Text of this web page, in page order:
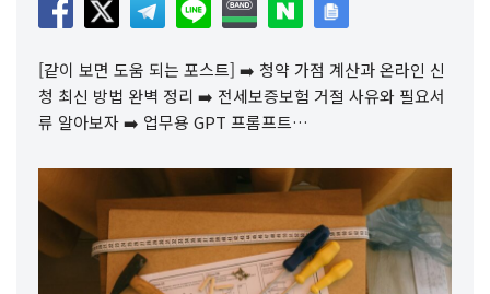
[같이 보면 도움 되는 포스트] ➡️ 청약 가점 계산과 온라인 신
청 최신 방법 완벽 정리 ➡️ 전세보증보험 거절 사유와 필요서
류 알아보자 ➡️ 업무용 GPT 프롬프트…